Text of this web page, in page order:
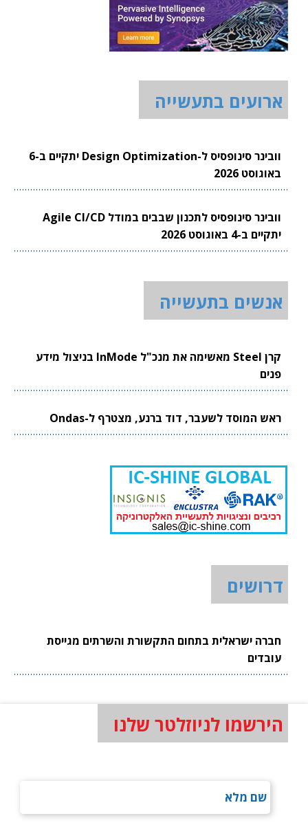
ארועים בתעשייה
וובינר סינופסיס ל-Design Optimization יתקיים ב-6
באוגוסט 2026
וובינר סינופסיס לתכנון שבבים במודל Agile CI/CD
יתקיים ב-4 באוגוסט 2026
אנשים בתעשייה
קרן Steel מאשימה את מנכ"ל InMode בניצול מידע
פנים
ראש המוסד לשעבר, דוד ברנע, מצטרף ל-Ondas
דרושים
חברה ישראלית בתחום התקשורת והשרתים מגייסת
עובדים
הירשמו לניוזלטר שלנו